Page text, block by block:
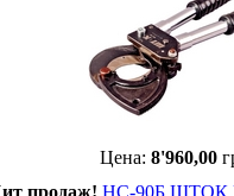
Цена: 8'960,00
продаж! НС-90Б ШТОК